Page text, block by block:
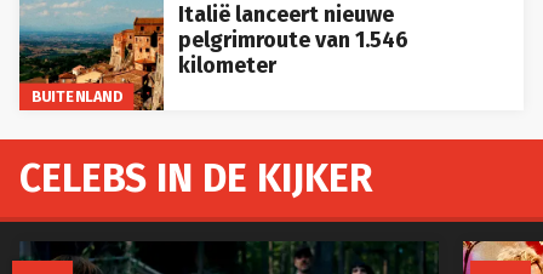
BUITENLAND
Italië lanceert nieuwe
pelgrimroute van 1.546
kilometer
CELEBS IN DE KIJKER